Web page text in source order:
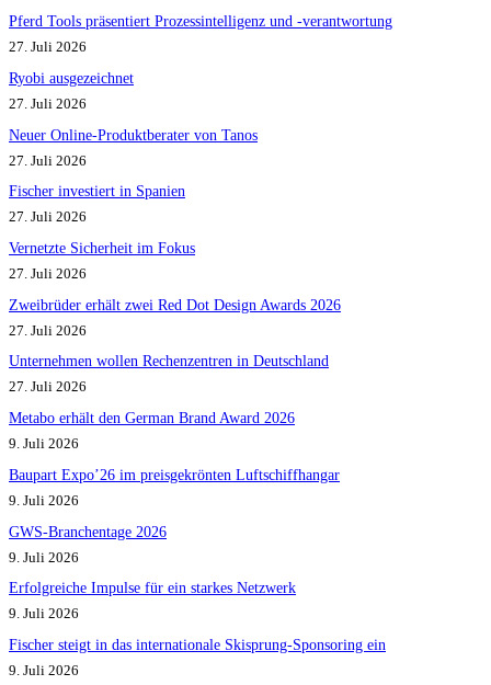
Pferd Tools präsentiert Prozessintelligenz und -verantwortung
27. Juli 2026
Ryobi ausgezeichnet
27. Juli 2026
Neuer Online-Produktberater von Tanos
27. Juli 2026
Fischer investiert in Spanien
27. Juli 2026
Vernetzte Sicherheit im Fokus
27. Juli 2026
Zweibrüder erhält zwei Red Dot Design Awards 2026
27. Juli 2026
Unternehmen wollen Rechenzentren in Deutschland
27. Juli 2026
Metabo erhält den German Brand Award 2026
9. Juli 2026
Baupart Expo’26 im preisgekrönten Luftschiffhangar
9. Juli 2026
GWS-Branchentage 2026
9. Juli 2026
Erfolgreiche Impulse für ein starkes Netzwerk
9. Juli 2026
Fischer steigt in das internationale Skisprung-Sponsoring ein
9. Juli 2026